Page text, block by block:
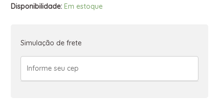
Disponibilidade: Em estoque
Simulação de frete